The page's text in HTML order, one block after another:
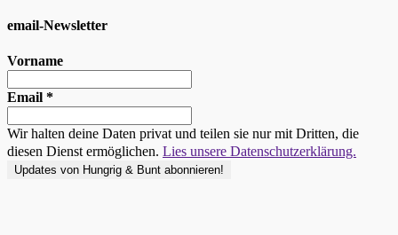
email-Newsletter
Vorname
Email *
Wir halten deine Daten privat und teilen sie nur mit Dritten, die
diesen Dienst ermöglichen. Lies unsere Datenschutzerklärung.